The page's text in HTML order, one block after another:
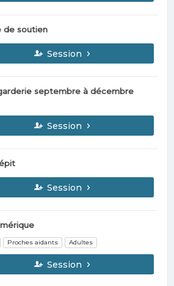
de soutien
Session
septembre à décembre
Session
Session
Proches aidants Adultes
Session